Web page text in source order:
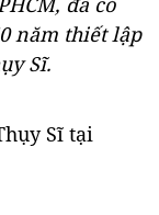
năm thiết lập
Sĩ.
Sĩ tại